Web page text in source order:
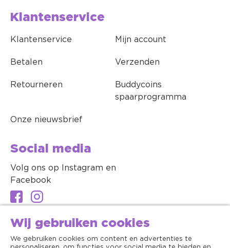
Klantenservice
Klantenservice Mijn account
Betalen Verzenden
Retourneren
Buddycoins
spaarprogramma
Onze nieuwsbrief
Social media
Volg ons op Instagram en
Facebook
Wij gebruiken cookies
We gebruiken cookies om content en advertenties te